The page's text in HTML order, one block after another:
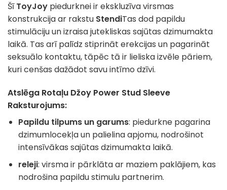
ŠīToyJoy piedurknei ir ekskluzīva virsmas
konstrukcija ar rakstu StendiTas dod papildu
stimulāciju un izraisa jutekliskas sajūtas dzimumakta
laikā. Tas arī palīdz stiprināt erekcijas un pagarināt
seksuālo kontaktu, tāpēc tā ir lieliska izvēle pāriem,
kuri cenšas dažādot savu intīmo dzīvi.
Atslēga Rotaļu Džoy Power Stud Sleeve
Raksturojums:
Papildu tilpums un garums: piedurkne pagarina
dzimumlocekļa un palielina apjomu, nodrošinot
intensīvākas sajūtas dzimumakta laikā.
releji: virsma ir pārklāta ar maziem paklājiem, kas
nodrošina papildu stimulu partnerim.